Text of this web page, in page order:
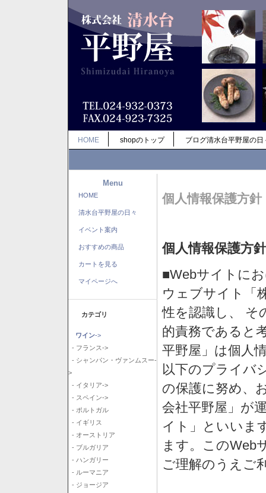
HOME shopのトップ ブログ清水台平野屋の日
Menu
HOME
清水台平野屋の日々
イベント案内
おすすめの商品
カートを見る
マイページへ
カテゴリ
ワイン->
- フランス->
- シャンパン・ヴァンムスー-
>
- イタリア->
- スペイン->
- ポルトガル
- イギリス
- オーストリア
- ブルガリア
- ハンガリー
- ルーマニア
- ジョージア
個人情報保護方針
個人情報保護方針
■Webサイトに
ウェブサイト「
性を認識し、 そ
的責務であると
平野屋」は個人
以下のプライバ
の保護に努め、
会社平野屋」が
イト」といいま
ます。このWeb
ご理解のうえご